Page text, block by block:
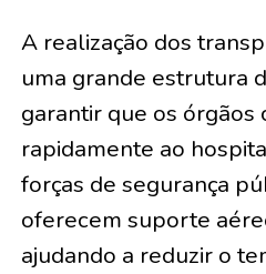
A realização dos
uma grande estrutura
garantir que os órgãos
rapidamente ao
forças de segurança
oferecem suporte
ajudando a reduzir o